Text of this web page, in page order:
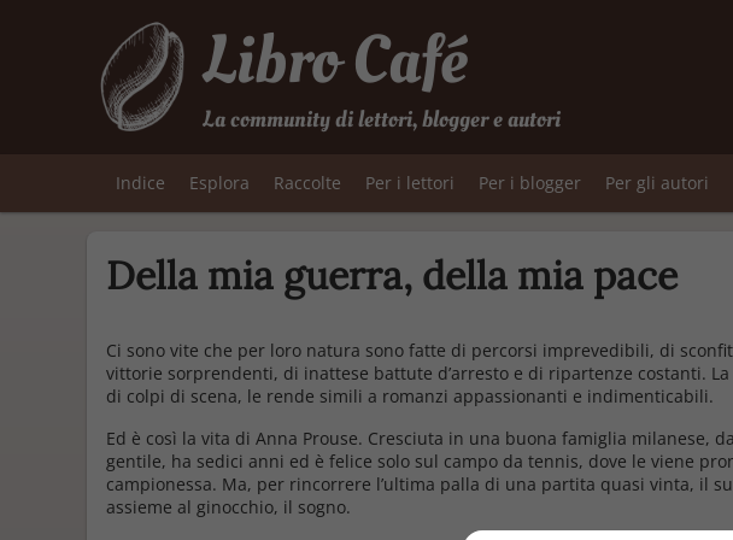
Libro Café
La community di lettori, blogger e autori
Indice Esplora Raccolte Per i lettori Per i blogger Per gli autori
Della mia guerra, della mia pace
Ci sono vite che per loro natura sono fatte di percorsi imprevedibili, di
vittorie sorprendenti, di inattese battute d’arresto e di ripartenze costanti.
di colpi di scena, le rende simili a romanzi appassionanti e indimenticabili.
Ed è così la vita di Anna Prouse. Cresciuta in una buona famiglia milanese,
gentile, ha sedici anni ed è felice solo sul campo da tennis, dove le viene
campionessa. Ma, per rincorrere l’ultima palla di una partita quasi vinta, il
assieme al ginocchio, il sogno.